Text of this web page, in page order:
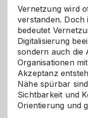
Vernetzung wird
verstanden. Doch
bedeutet
Digitalisierung
sondern auch die
Organisationen
Akzeptanz
Nähe spürbar
Sichtbarkeit und
Orientierung und